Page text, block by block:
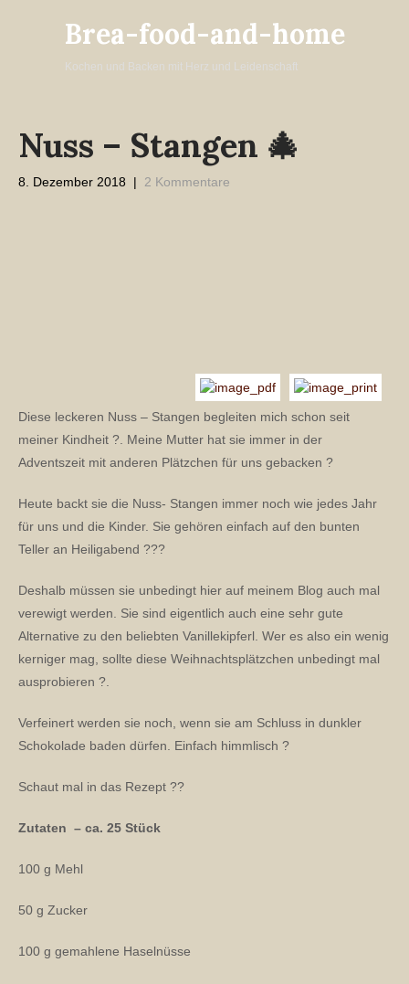
Brea-food-and-home
Kochen und Backen mit Herz und Leidenschaft
Nuss – Stangen 🎄
8. Dezember 2018 | 2 Kommentare
Diese leckeren Nuss – Stangen begleiten mich schon seit
meiner Kindheit ?. Meine Mutter hat sie immer in der
Adventszeit mit anderen Plätzchen für uns gebacken ?
Heute backt sie die Nuss- Stangen immer noch wie jedes Jahr
für uns und die Kinder. Sie gehören einfach auf den bunten
Teller an Heiligabend ???
Deshalb müssen sie unbedingt hier auf meinem Blog auch mal
verewigt werden. Sie sind eigentlich auch eine sehr gute
Alternative zu den beliebten Vanillekipferl. Wer es also ein wenig
kerniger mag, sollte diese Weihnachtsplätzchen unbedingt mal
ausprobieren ?.
Verfeinert werden sie noch, wenn sie am Schluss in dunkler
Schokolade baden dürfen. Einfach himmlisch ?
Schaut mal in das Rezept ??
Zutaten – ca. 25 Stück
100 g Mehl
50 g Zucker
100 g gemahlene Haselnüsse